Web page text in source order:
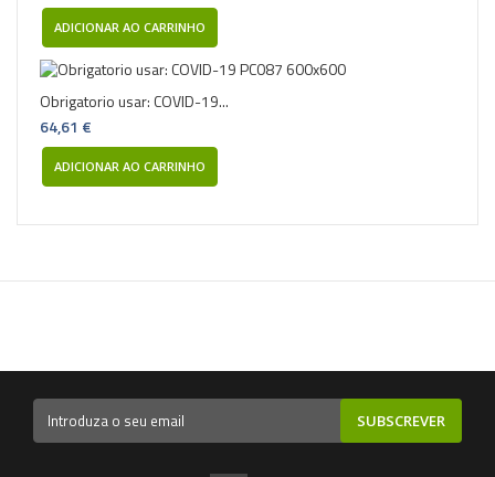
ADICIONAR AO CARRINHO
Obrigatorio usar: COVID-19...
64,61 €
ADICIONAR AO CARRINHO
SUBSCREVER